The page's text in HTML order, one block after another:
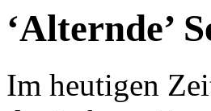
‘Alternde’
Im heutigen